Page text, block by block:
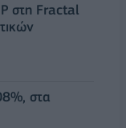
στη Fractal
στα